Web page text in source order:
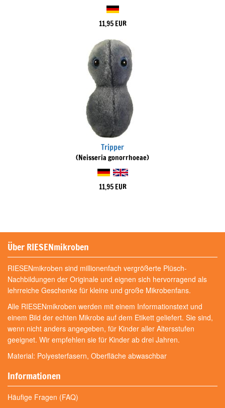
11,95 EUR
Tripper
(Neisseria gonorrhoeae)
11,95 EUR
Über RIESENmikroben
RIESENmikroben sind millionenfach vergrößerte Plüsch-
Nachbildungen der Originale und eignen sich hervorragend als
lehrreiche Geschenke für kleine und große Mikrobenfans.
Alle RIESENmikroben werden mit einem Informationstext und
einem Bild der echten Mikrobe auf dem Etikett geliefert. Sie sind,
wenn nicht anders angegeben, für Kinder aller Altersstufen
geeignet. Wir empfehlen sie für Kinder ab drei Jahren.
Material: Polyesterfasern, Oberfläche abwaschbar
Informationen
Häufige Fragen (FAQ)